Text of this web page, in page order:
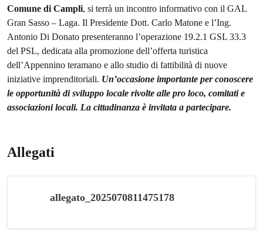
Comune di Campli, si terrà un incontro informativo con il GAL
Gran Sasso – Laga. Il Presidente Dott. Carlo Matone e l’Ing.
Antonio Di Donato presenteranno l’operazione 19.2.1 GSL 33.3
del PSL, dedicata alla promozione dell’offerta turistica
dell’Appennino teramano e allo studio di fattibilità di nuove
iniziative imprenditoriali. Un’occasione importante per conoscere
le opportunità di sviluppo locale rivolte alle pro loco, comitati e
associazioni locali. La cittadinanza è invitata a partecipare.
Allegati
allegato_2025070811475178